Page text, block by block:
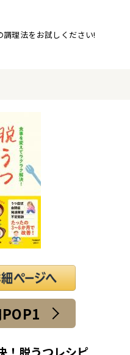
理法をお試しください!
！脱うつレシピ